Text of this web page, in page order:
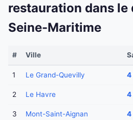
restauration dans le
Seine-Maritime
# Ville
1 Le Grand-Quevilly 4
2 Le Havre 4
3 Mont-Saint-Aignan 4